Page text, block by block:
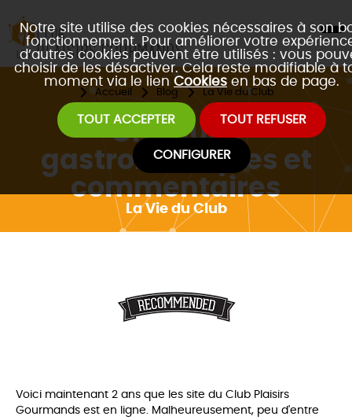
Notre site utilise des cookies nécessaires à son
fonctionnement. Pour améliorer votre
d’autres cookies peuvent être utilisés : vous
choisir de les désactiver. Cela reste modifiable à
moment via le lien Cookies en bas de page.
TOUT ACCEPTER TOUT REFUSER
CONFIGURER
Accueil Blog La Vie du Club
Critiques
gastronomiques et
commentaires
La Vie du Club
Voici maintenant 2 ans que les site du Club Plaisirs
Gourmands est en ligne. Malheureusement, peu d'entre